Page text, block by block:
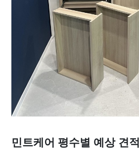
민트케어 평수별 예상 견적